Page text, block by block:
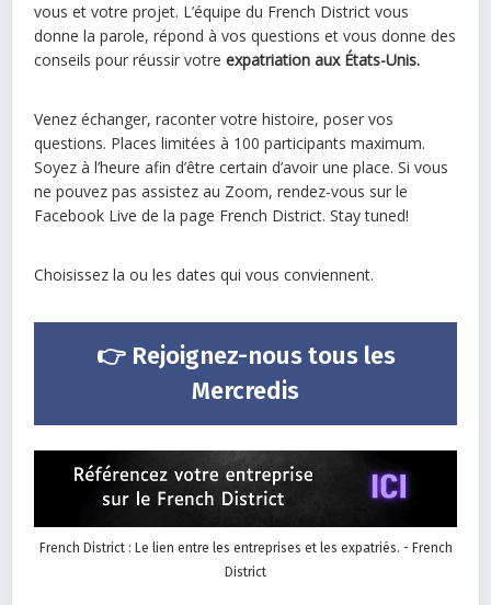
vous et votre projet. L’équipe du French District vous
donne la parole, répond à vos questions et vous donne des
conseils pour réussir votre expatriation aux États-Unis.
Venez échanger, raconter votre histoire, poser vos
questions. Places limitées à 100 participants maximum.
Soyez à l’heure afin d’être certain d’avoir une place. Si vous
ne pouvez pas assistez au Zoom, rendez-vous sur le
Facebook Live de la page French District. Stay tuned!
Choisissez la ou les dates qui vous conviennent.
👉 Rejoignez-nous tous les
Mercredis
French District : Le lien entre les entreprises et les expatriés. - French
District